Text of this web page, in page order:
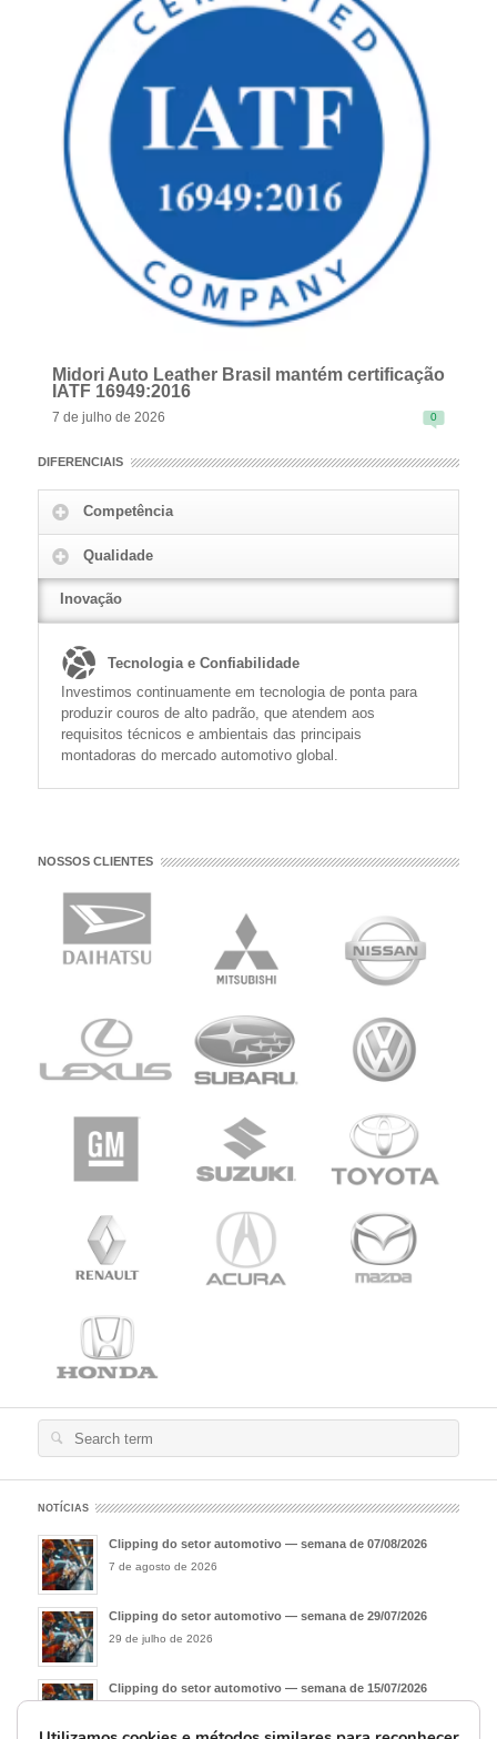
READ MORE
Midori Auto Leather Brasil mantém certificação
IATF 16949:2016
7 de julho de 2026 0
DIFERENCIAIS
Competência
Qualidade
Inovação
Tecnologia e Confiabilidade
Investimos continuamente em tecnologia de ponta para
produzir couros de alto padrão, que atendem aos
requisitos técnicos e ambientais das principais
montadoras do mercado automotivo global.
NOSSOS CLIENTES
Search
NOTÍCIAS
Clipping do setor automotivo — semana de 07/08/2026
7 de agosto de 2026
Clipping do setor automotivo — semana de 29/07/2026
29 de julho de 2026
Clipping do setor automotivo — semana de 15/07/2026